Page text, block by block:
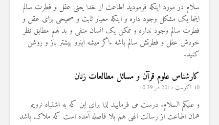
سلام در مورد اینکه فرمودید اطاعت از خدا یعنی عقل و فطرت سالم
اینجا یک مشکل وجود داره و اینکه معیار ثابت و صحیحی برای عقل و
فطرت سالم وجود نداره و ممکن یک انسان منفی و بد هم مطابق نظر
خودش عقل و فطرتش سالم باشه .اگر میشه اینرو بیشتر باز و روشن
کنید.
کارشناس علوم قرآن و مسائل مطالعات زنان
10 آگوست 2015 در 10:39
و علیکم السلام. درست می فرمایید لذا برای این که به اشتباه نرویم
همان اظاعت از رسالت الهی هم بلا فاصله آمده است که ملاک باشد